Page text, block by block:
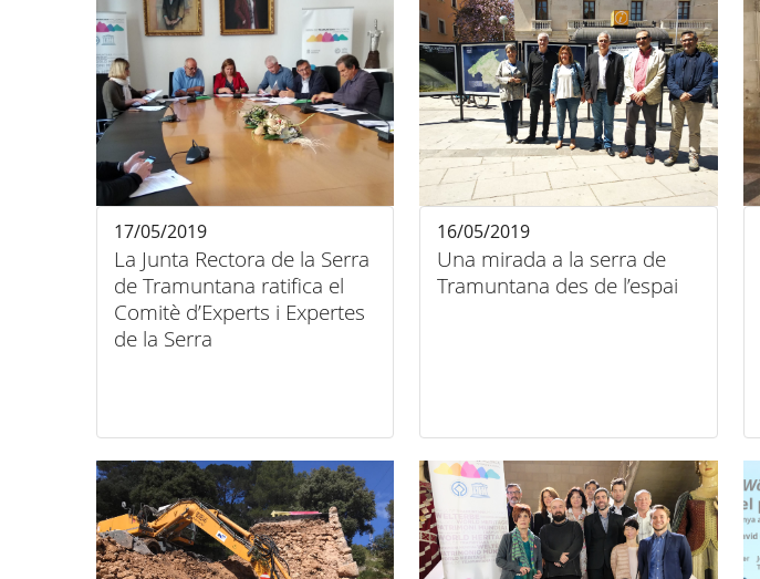
La Junta Rectora de la Serra
de Tramuntana ratifica el
Comitè d’Experts i Expertes
de la Serra
17/05/2019
Una mirada a la serra de
Tramuntana des de l’espai
16/05/2019